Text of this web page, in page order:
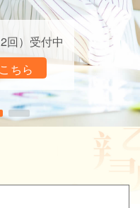
回）受付中
ちら